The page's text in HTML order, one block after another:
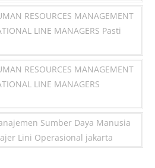
RESOURCES MANAGEMENT
LINE MANAGERS Pasti
RESOURCES MANAGEMENT
LINE MANAGERS
Sumber Daya Manusia
Lini Operasional jakarta